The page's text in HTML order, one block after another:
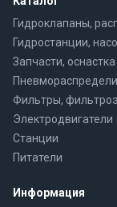
Гидроклапаны,
Гидростанции,
Запчасти, оснастка
Фильтры,
Электродвигатели
Станции
Питатели
Информация